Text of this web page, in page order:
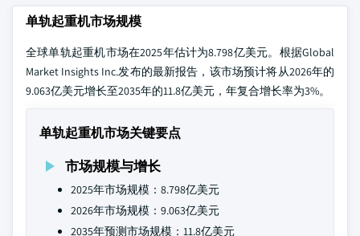
单轨起重机市场规模
全球单轨起重机市场在2025年估计为8.798亿美元。根据Global
Market Insights Inc.发布的最新报告，该市场预计将从2026年的
9.063亿美元增长至2035年的11.8亿美元，年复合增长率为3%。
单轨起重机市场关键要点
市场规模与增长
2025年市场规模：8.798亿美元
2026年市场规模：9.063亿美元
2035年预测市场规模：11.8亿美元